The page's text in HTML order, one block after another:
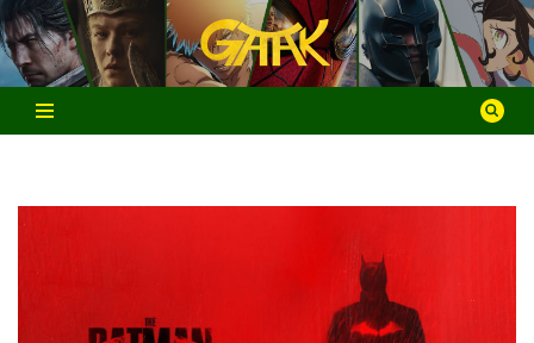
Aller
au
contenu